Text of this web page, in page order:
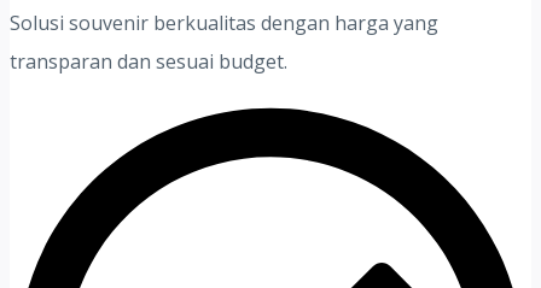
Solusi souvenir berkualitas dengan harga yang
transparan dan sesuai budget.